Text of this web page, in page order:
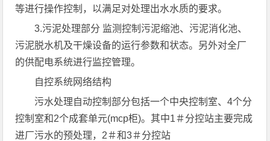
等进行操作控制，以满足对处理出水水质的要求。
3.污泥处理部分 监测控制污泥缩池、污泥消化池、
污泥脱水机及干燥设备的运行参数和状态。另外对全厂
的供配电系统进行监控管理。
自控系统网络结构
污水处理自动控制部分包括一个中央控制室、4个分
控制室和2个成套单元(mcp柜)。其中1＃分控站主要完成
进厂污水的预处理，2＃和3＃分控站